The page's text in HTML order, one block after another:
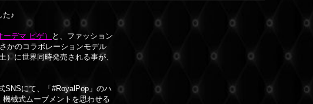
た♪
デマ ピゲ）
と、ファッション
かのコラボレーションモデル
）に世界同時発売される事が、
SNSにて、「#RoyalPop」のハ
械式ムーブメントを思わせる